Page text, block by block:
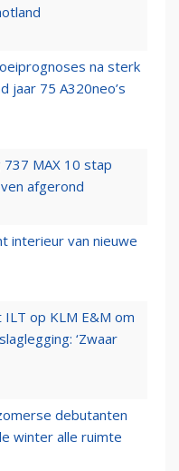
na sterk
jaar 75 A320neo’s
MAX 10 stap
afgerond
interieur van nieuwe
op KLM E&M om
‘Zwaar
debutanten
winter alle ruimte